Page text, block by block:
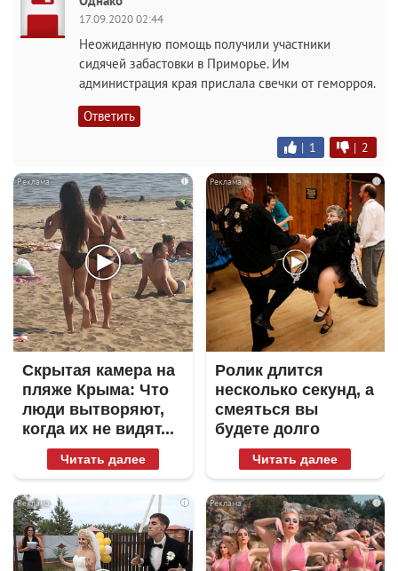
17.09.2020 02:44
Неожиданную помощь получили участники
сидячей забастовки в Приморье. Им
администрация края прислала свечки от геморроя.
Ответить
| 1 | 2
i
Скрытая камера на
пляже Крыма: Что
люди вытворяют,
когда их не видят...
Читать далее
i
Ролик длится
несколько секунд, а
смеяться вы
будете долго
Читать далее
i i